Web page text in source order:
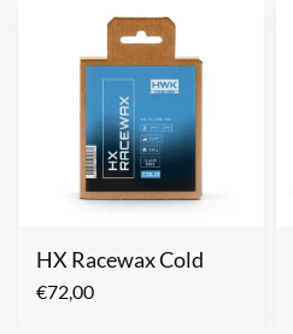
HX Racewax Cold
€72,00